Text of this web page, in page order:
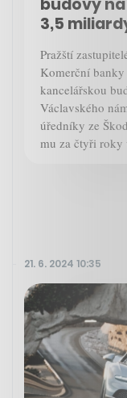
budovy
3,5
Pražští
Komerční
kancelářskou
Václavského
úředníky ze
mu za čtyři roky
21. 6. 2024 10:35